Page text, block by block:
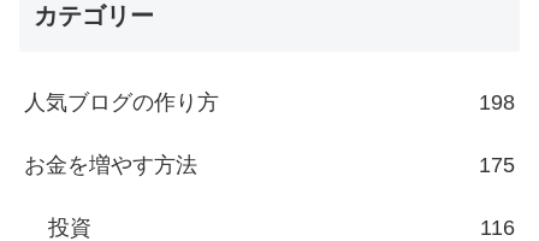
カテゴリー
人気ブログの作り方 198
お金を増やす方法 175
投資 116